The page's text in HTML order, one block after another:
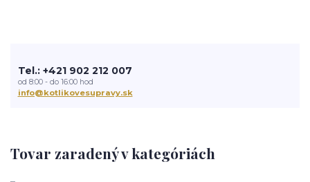
Tovar zaradený v kategóriách
Tel.: +421 902 212 007
od 8:00 - do 16:00 hod
info@kotlikovesupravy.sk